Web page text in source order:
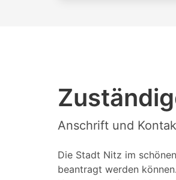
Anschrift und
Die Stadt Nitz im
beantragt werden